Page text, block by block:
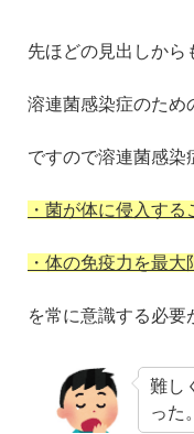
先ほどの見出しから
溶連菌感染症のため
ですので溶連菌感染
・菌が体に侵入する
・体の免疫力を最
を常に意識する必要
難し
った。